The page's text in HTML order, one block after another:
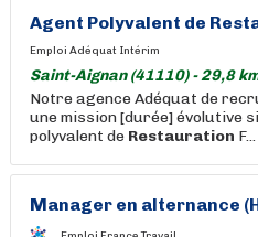
Agent Polyvalent de
Emploi Adéquat Intérim
Saint-Aignan (41110) - 29,8
Notre agence Adéquat de
une mission [durée] évolutive
polyvalent de Restauration F...
Manager en alternance